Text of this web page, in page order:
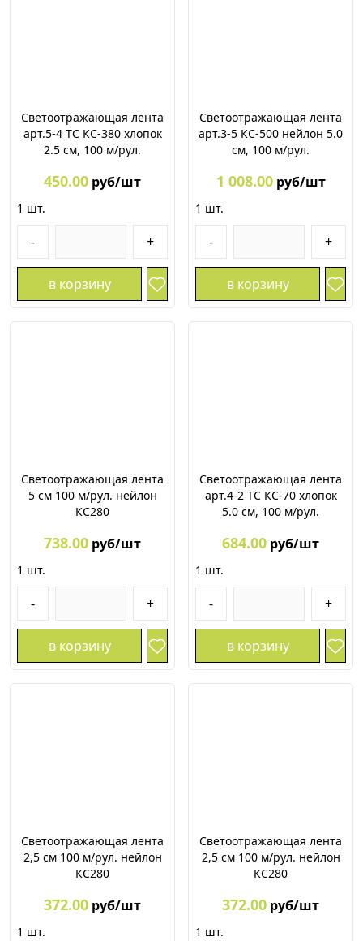
Светоотражающая лента
арт.5-4 ТС КС-380 хлопок
2.5 см, 100 м/рул.
450.00 руб/шт
1 шт.
- +
в корзину
Светоотражающая лента
арт.3-5 КС-500 нейлон 5.0
см, 100 м/рул.
1 008.00 руб/шт
1 шт.
- +
в корзину
Светоотражающая лента
5 см 100 м/рул. нейлон
КС280
738.00 руб/шт
1 шт.
- +
в корзину
Светоотражающая лента
арт.4-2 ТС КС-70 хлопок
5.0 см, 100 м/рул.
684.00 руб/шт
1 шт.
- +
в корзину
Светоотражающая лента
2,5 см 100 м/рул. нейлон
КС280
372.00 руб/шт
1 шт.
Светоотражающая лента
2,5 см 100 м/рул. нейлон
КС280
372.00 руб/шт
1 шт.